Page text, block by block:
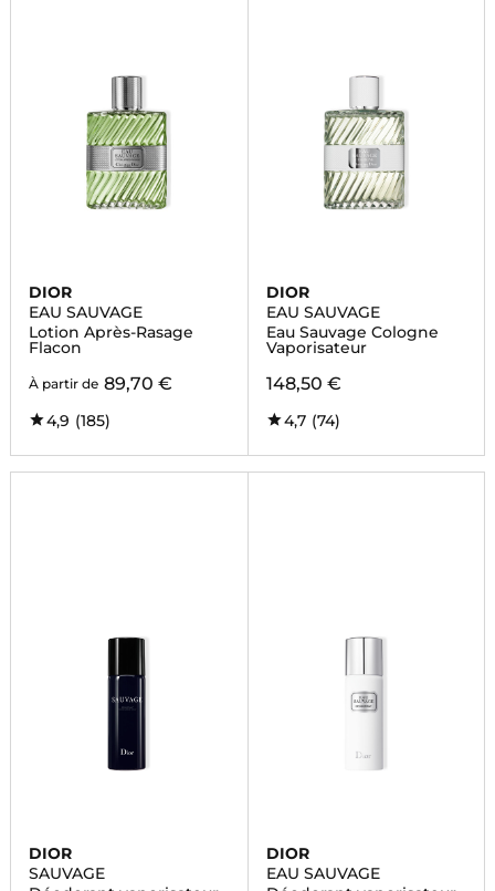
DIOR
EAU SAUVAGE
Lotion Après-Rasage
Flacon
À partir de 89,70 €
4,9 (185)
DIOR
EAU SAUVAGE
Eau Sauvage Cologne
Vaporisateur
148,50 €
4,7 (74)
DIOR
SAUVAGE
DIOR
EAU SAUVAGE